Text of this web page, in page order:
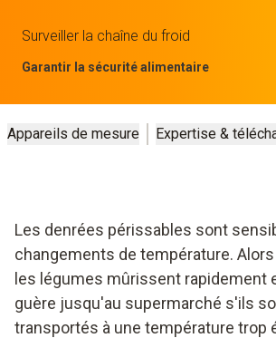
Surveiller la chaîne du froid
Garantir la sécurité alimentaire
Appareils de mesure Expertise &
Les denrées périssables sont
changements de température.
les légumes mûrissent rapidement
guère jusqu'au supermarché s'ils
transportés à une température trop